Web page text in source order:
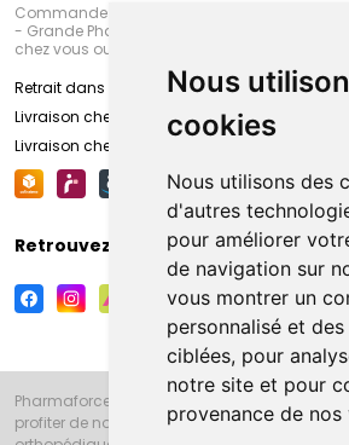
Nous
cookies
Nous utilisons des
d'autres
pour améliorer
de navigation sur
vous montrer un
personnalisé et
ciblées, pour
notre site et pour
provenance de nos
Commandez en ligne et venez chercher
- Grande Pharmacie d’Amiens (Fachon) ou
chez vous ou en point retrait
Retrait dans la pharmacie d’Amiens
Livraison chez vous
Livraison chez votre commerçant
Retrouvez-nous sur vos réseaux
Pharmaforce.fr et la Grande Pharmacie
profiter de notre accueil, de nos conseils